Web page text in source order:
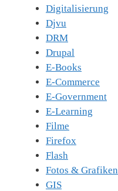
Digitalisierung
Djvu
DRM
Drupal
E-Books
E-Commerce
E-Government
E-Learning
Filme
Firefox
Flash
Fotos & Grafiken
GIS